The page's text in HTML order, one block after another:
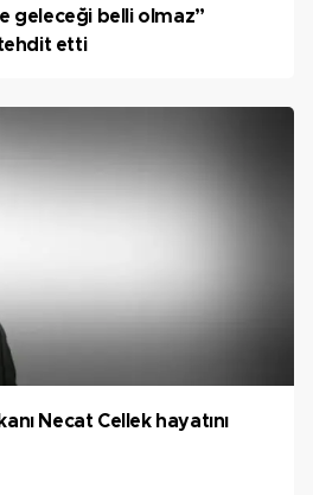
geleceği belli olmaz”
etti
Necat Cellek hayatını